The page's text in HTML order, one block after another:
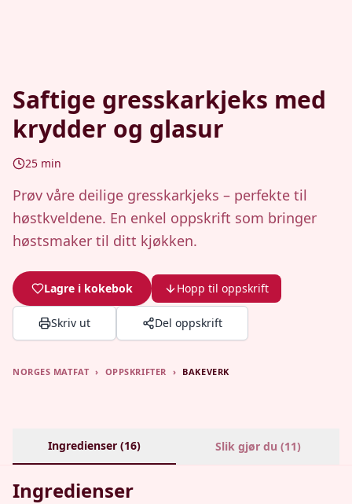
Saftige gresskarkjeks med
krydder og glasur
25 min
Prøv våre deilige gresskarkjeks – perfekte til
høstkveldene. En enkel oppskrift som bringer
høstsmaker til ditt kjøkken.
Lagre i kokebok Hopp til oppskrift
Skriv ut Del oppskrift
NORGES MATFAT › OPPSKRIFTER › BAKEVERK
Ingredienser (16) Slik gjør du (11)
Ingredienser